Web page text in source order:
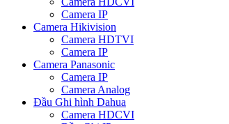
Camera IP
Camera Hikivision
Camera HDTVI
Camera IP
Camera Panasonic
Camera IP
Camera Analog
Đầu Ghi hình Dahua
Camera HDCVI